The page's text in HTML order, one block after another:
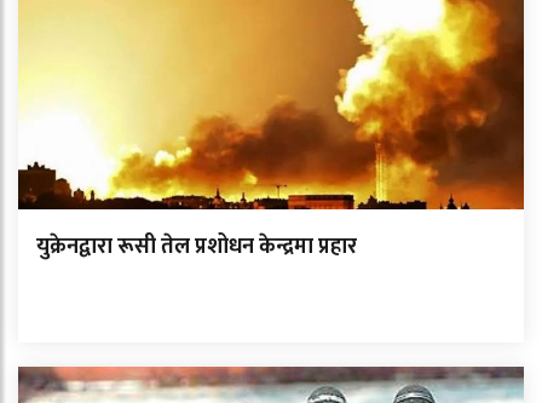
युक्रेनद्वारा रूसी तेल प्रशोधन केन्द्रमा प्रहार